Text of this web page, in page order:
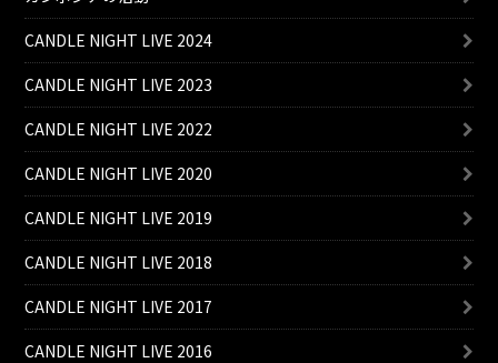
CANDLE NIGHT LIVE 2024
CANDLE NIGHT LIVE 2023
CANDLE NIGHT LIVE 2022
CANDLE NIGHT LIVE 2020
CANDLE NIGHT LIVE 2019
CANDLE NIGHT LIVE 2018
CANDLE NIGHT LIVE 2017
CANDLE NIGHT LIVE 2016